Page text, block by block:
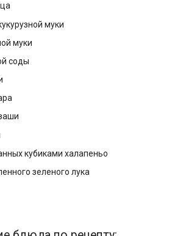
муки
муки
соды
кубиками халапеньо
зеленого лука